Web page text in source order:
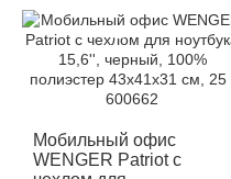
Мобильный офис
WENGER Patriot с